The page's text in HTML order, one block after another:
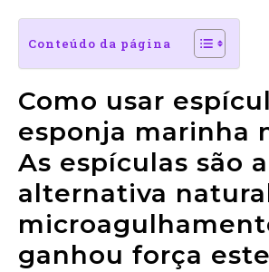
Conteúdo da página
Como usar
esponja marinha
As espículas são a
alternativa
ganhou força